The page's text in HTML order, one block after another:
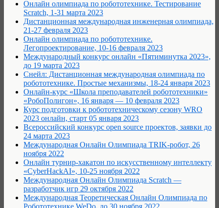
Онлайн олимпиада по робототехнике. Тестирование
Scratch, 1-31 марта 2023
Дистанционная международная инженерная олимпиада,
21-27 февраля 2023
Онлайн олимпиада по робототехнике.
Легопроектирование, 10-16 февраля 2023
Международный конкурс онлайн «Пятиминутка 2023»,
до 19 марта 2023
Снейл: Дистанционная международная олимпиада по
робототехнике. Простые механизмы, 18-24 января 2023
Онлайн-курс «Школа преподавателей робототехники»
«РобоПолигон», 16 января — 10 февраля 2023
Курс подготовки к робототехническому сезону WRO
2023 онлайн, старт 05 января 2023
Всероссийский конкурс open source проектов, заявки до
24 марта 2023
Международная Онлайн Олимпиада TRIK-робот, 26
ноября 2022
Онлайн турнир-хакатон по искусственному интеллекту
«CyberHackAI», 10-25 ноября 2022
Международная Онлайн Олимпиада Scratch —
разработчик игр 29 октября 2022
Международная Теоретическая Онлайн Олимпиада по